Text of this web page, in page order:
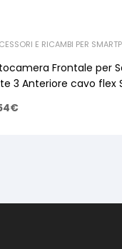
E RICAMBI PER
NOTE 3Frontale per
3 Anteriore cavo flex
€